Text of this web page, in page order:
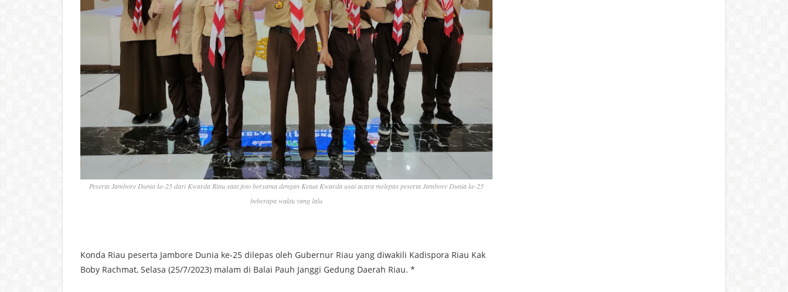
Peserta Jambore Dunia ke-25 dari Kwarda Riau saat foto bersama dengan Ketua Kwarda usai acara melepas peserta Jambore Dunia ke-25
beberapa waktu yang lalu
Konda Riau peserta Jambore Dunia ke-25 dilepas oleh Gubernur Riau yang diwakili Kadispora Riau Kak
Boby Rachmat, Selasa (25/7/2023) malam di Balai Pauh Janggi Gedung Daerah Riau. *